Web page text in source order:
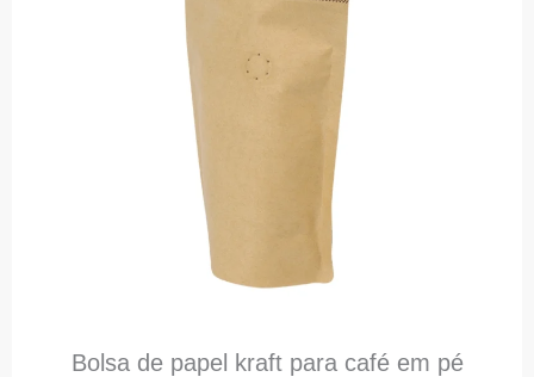
Bolsa de papel kraft para café em pé